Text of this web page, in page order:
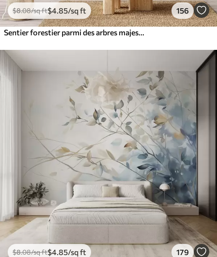
$8.08/sq ft$4.85/sq ft 156
Sentier forestier parmi des arbres majestueux, style aquarelle
$8.08/sq ft$4.85/sq ft 179